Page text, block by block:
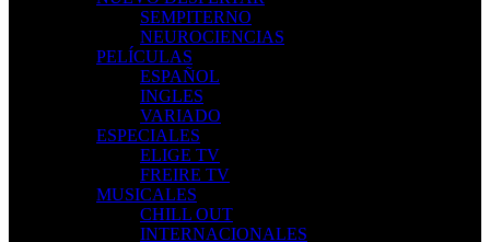
SEMPITERNO
NEUROCIENCIAS
PELÍCULAS
ESPAÑOL
INGLES
VARIADO
ESPECIALES
ELIGE TV
FREIRE TV
MUSICALES
CHILL OUT
INTERNACIONALES